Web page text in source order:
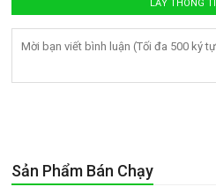
Sản Phẩm Bán Chạy